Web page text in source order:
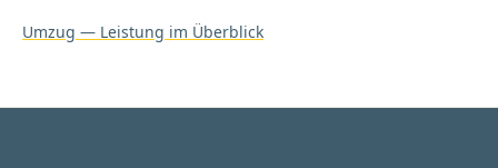
Umzug — Leistung im Überblick